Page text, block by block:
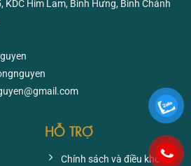
KDC Him Lam, Bình Hưng, Bình Chánh
HỖ TRỢ
Chính sách và điều khoản